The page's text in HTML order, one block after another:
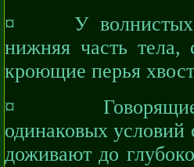
¤ У волнистых
нижняя часть
кроющие перья
¤ Говорящие
одинаковых
доживают до